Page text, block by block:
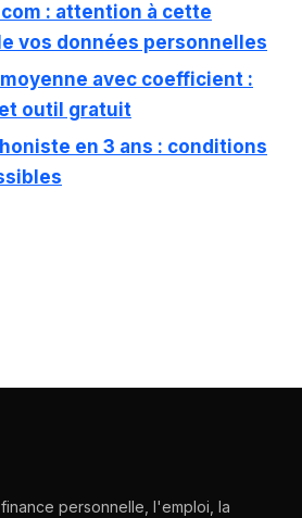
: attention à cette
vos données personnelles
avec coefficient :
outil gratuit
en 3 ans : conditions
personnelle, l'emploi, la